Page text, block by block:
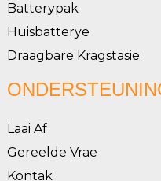
Batterypak
Huisbatterye
Draagbare Kragstasie
Laai Af
Gereelde Vrae
Kontak